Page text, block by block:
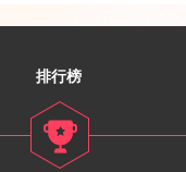
排行榜